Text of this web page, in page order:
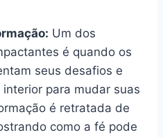
Um dos
é quando os
seus desafios e
para mudar suas
é retratada de
como a fé pode